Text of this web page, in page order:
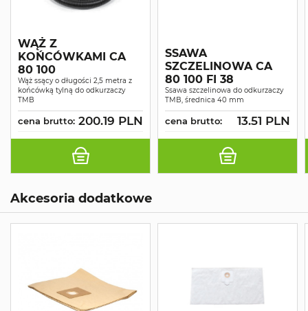
WĄŻ Z
KOŃCÓWKAMI CA
80 100
Wąż ssący o długości 2,5 metra z
końcówką tylną do odkurzaczy
TMB
cena brutto: 200.19 PLN
SSAWA
SZCZELINOWA CA
80 100 FI 38
Ssawa szczelinowa do odkurzaczy
TMB, średnica 40 mm
cena brutto: 13.51 PLN
Akcesoria dodatkowe